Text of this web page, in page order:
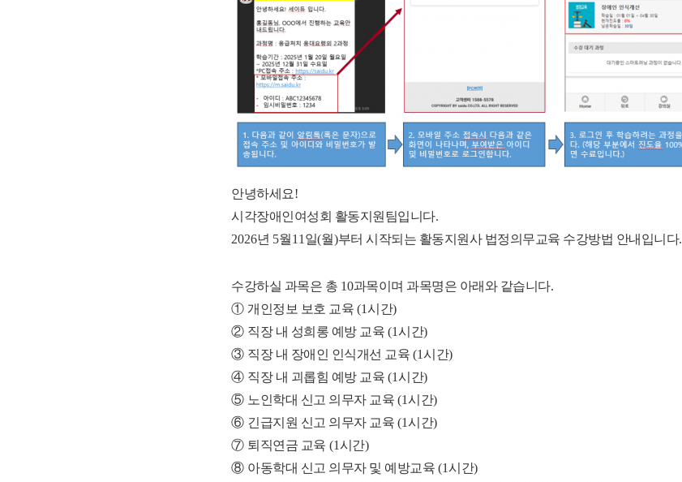
안녕하세요!
시각장애인여성회 활동지원팀입니다.
2026년 5월11 일(월)부터 시작되는 활동지원사 법정의무교육 수강방법 안내입니다.
수강하실 과목은 총 10과목이며 과목명은 아래와 같습니다.
① 개인정보 보호 교육 (1시간)
② 직장 내 성희롱 예방 교육 (1시간)
③ 직장 내 장애인 인식개선 교육 (1시간)
④ 직장 내 괴롭힘 예방 교육 (1시간)
⑤ 노인학대 신고 의무자 교육 (1시간)
⑥ 긴급지원 신고 의무자 교육 (1시간)
⑦ 퇴직연금 교육 (1시간)
⑧ 아동학대 신고 의무자 및 예방교육 (1시간)